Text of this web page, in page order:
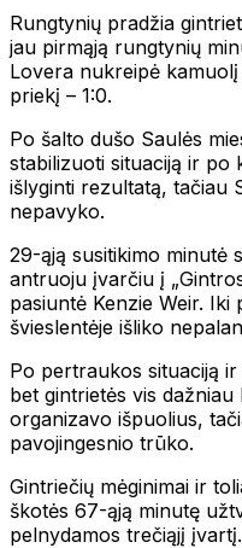
Rungtynių pradžia
jau pirmąją rungtynių
Lovera nukreipė
priekį – 1:0.
Po šalto dušo Saulės
stabilizuoti situaciją ir po
išlyginti rezultatą, tačiau
nepavyko.
29-ąją susitikimo minutė
antruoju įvarčiu į
pasiuntė Kenzie Weir.
švieslentėje išliko
Po pertraukos situaciją
bet gintrietės vis
organizavo išpuolius,
pavojingesnio trūko.
Gintriečių mėginimai ir
škotės 67-ąją minutę
pelnydamos trečiąjį įvartį.